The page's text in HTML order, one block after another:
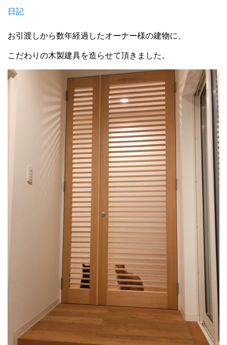
日記
お引渡しから数年経過したオーナー様の建物に、
こだわりの木製建具を造らせて頂きました。